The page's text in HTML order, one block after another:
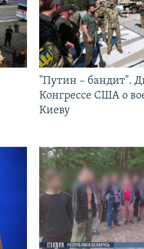
"Путин – бандит".
Конгрессе США о
Киеву